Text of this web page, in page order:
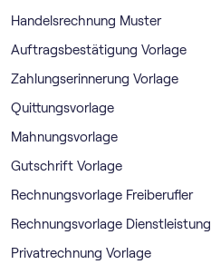
Handelsrechnung Muster
Auftragsbestätigung Vorlage
Zahlungserinnerung Vorlage
Quittungsvorlage
Mahnungsvorlage
Gutschrift Vorlage
Rechnungsvorlage Freiberufler
Rechnungsvorlage Dienstleistung
Privatrechnung Vorlage